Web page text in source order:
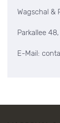
Wagschal &
Parkallee
E-Mail: